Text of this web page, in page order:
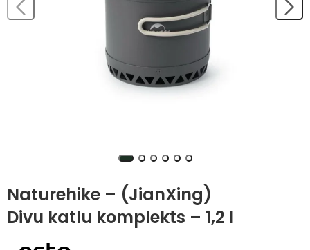
Naturehike – (JianXing)
Divu katlu komplekts – 1,2 l